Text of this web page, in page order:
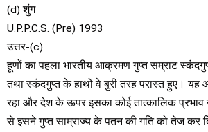
(d) शुंग
U.P.P.C.S. (Pre) 1993
उत्तर-(c)
हूणों का पहला भारतीय आक्रमण गुप्त सम्राट
तथा स्कंदगुप्त के हाथों वे बुरी तरह परास्त हुए। यह
रहा और देश के ऊपर इसका कोई तात्कालिक प्रभाव
से इसने गुप्त साम्राज्य के पतन की गति को तेज कर